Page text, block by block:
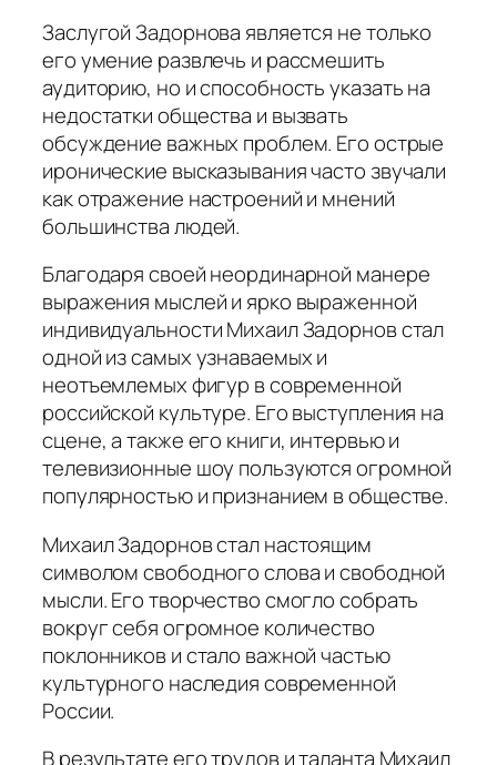
Заслугой Задорнова является не только
его умение развлечь и рассмешить
аудиторию, но и способность указать на
недостатки общества и вызвать
обсуждение важных проблем. Его острые
иронические высказывания часто звучали
как отражение настроений и мнений
большинства людей.
Благодаря своей неординарной манере
выражения мыслей и ярко выраженной
индивидуальности Михаил Задорнов стал
одной из самых узнаваемых и
неотъемлемых фигур в современной
российской культуре. Его выступления на
сцене, а также его книги, интервью и
телевизионные шоу пользуются огромной
популярностью и признанием в обществе.
Михаил Задорнов стал настоящим
символом свободного слова и свободной
мысли. Его творчество смогло собрать
вокруг себя огромное количество
поклонников и стало важной частью
культурного наследия современной
России.
В результате его трудов и таланта Михаил